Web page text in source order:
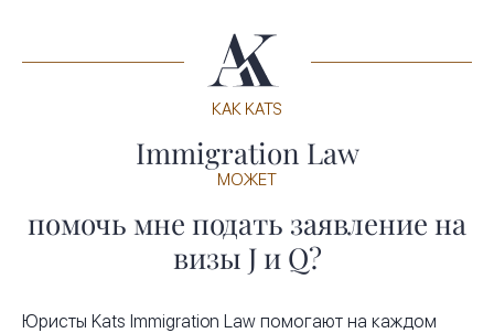
КАК KATS
Immigration Law
МОЖЕТ
помочь мне подать заявление на
визы J и Q?
Юристы Kats Immigration Law помогают на каждом